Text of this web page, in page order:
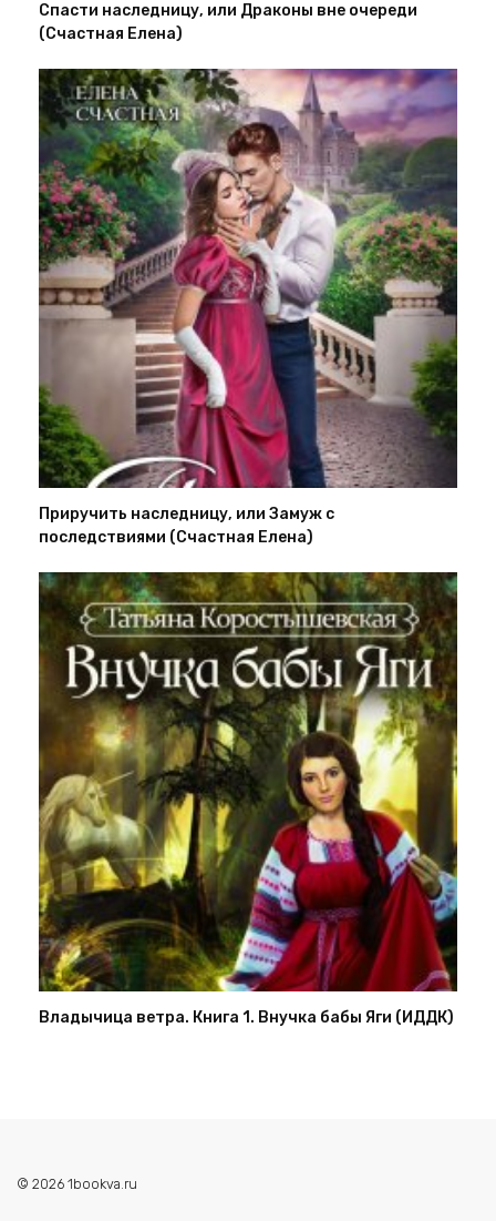
Спасти наследницу, или Драконы вне очереди
(Счастная Елена)
Приручить наследницу, или Замуж с
последствиями (Счастная Елена)
Владычица ветра. Книга 1. Внучка бабы Яги (ИДДК)
© 2026 1bookva.ru